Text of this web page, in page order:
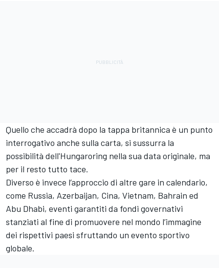
Quello che accadrà dopo la tappa britannica è un punto
interrogativo anche sulla carta, si sussurra la
possibilità dell'Hungaroring nella sua data originale, ma
per il resto tutto tace.
Diverso è invece l’approccio di altre gare in calendario,
come Russia, Azerbaijan, Cina, Vietnam, Bahrain ed
Abu Dhabi, eventi garantiti da fondi governativi
stanziati al fine di promuovere nel mondo l’immagine
dei rispettivi paesi sfruttando un evento sportivo
globale.